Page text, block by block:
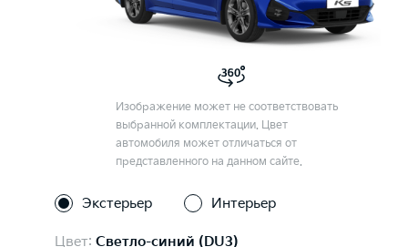
Изображение может не соответствовать
выбранной комплектации. Цвет
автомобиля может отличаться от
представленного на данном сайте.
Экстерьер Интерьер
Цвет: Светло-синий (DU3)